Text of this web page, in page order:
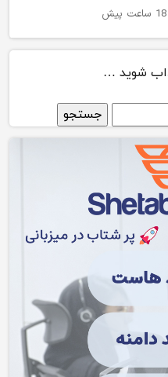
18 ساعت پیش
شوید …